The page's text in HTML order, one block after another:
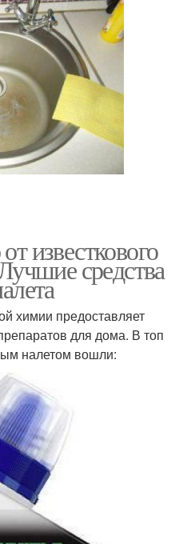
известкового
средства
химии предоставляет
для дома. В топ
налетом вошли: